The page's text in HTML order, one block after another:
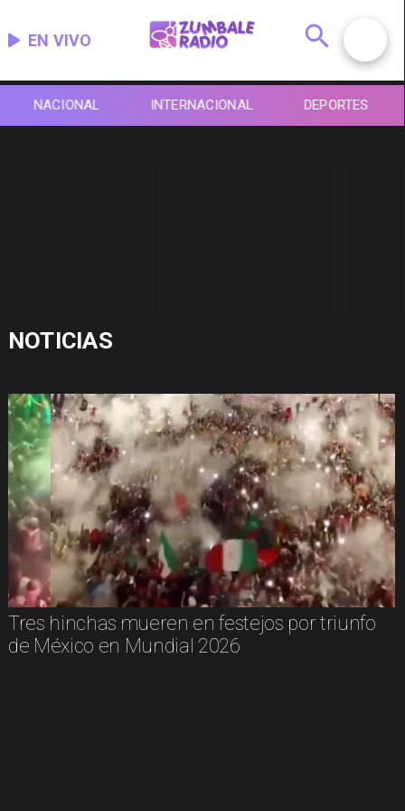
EN VIVO
NACIONAL INTERNACIONAL DEPORTES
NOTICIAS
Tres hinchas mueren en festejos por triunfo
de México en Mundial 2026